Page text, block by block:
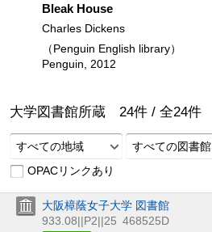
Bleak House
Charles Dickens
（Penguin English library）
Penguin, 2012
大学図書館所蔵 24件 / 全24件
すべての地域
すべての図書館
OPACリンクあり
大阪樟蔭女子大学 図書館
933.08||P2||25 468525D